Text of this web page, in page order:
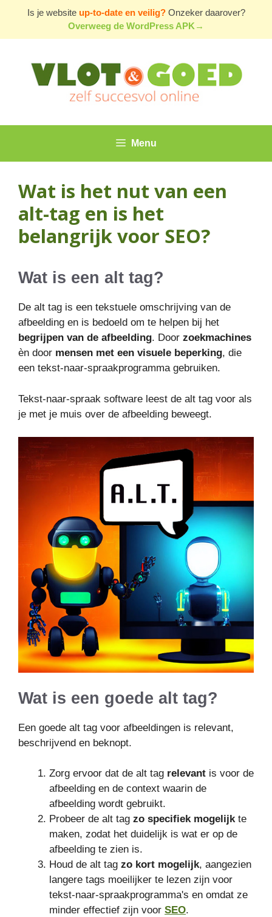
de
Is je website up-to-date en veilig? Onzeker daarover?
Overweeg de WordPress APK→
Menu
Wat is het nut van een
alt-tag en is het
belangrijk voor SEO?
Wat is een alt tag?
De alt tag is een tekstuele omschrijving van de
afbeelding en is bedoeld om te helpen bij het
begrijpen van de afbeelding. Door zoekmachines
èn door mensen met een visuele beperking, die
een tekst-naar-spraakprogramma gebruiken.
Tekst-naar-spraak software leest de alt tag voor als
je met je muis over de afbeelding beweegt.
Wat is een goede alt tag?
Een goede alt tag voor afbeeldingen is relevant,
beschrijvend en beknopt.
Zorg ervoor dat de alt tag relevant is voor de
afbeelding en de context waarin de
afbeelding wordt gebruikt.
Probeer de alt tag zo specifiek mogelijkte
maken, zodat het duidelijk is wat er op de
afbeelding te zien is.
Houd de alt tag zo kort mogelijk, aangezien
langere tags moeilijker te lezen zijn voor
tekst-naar-spraakprogramma's en omdat ze
minder effectief zijn voor SEO.